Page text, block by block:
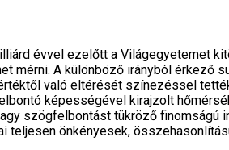
évvel ezelőtt a Világegyetemet
mérni. A különböző irányból érkező
való eltérését színezéssel
képességével kirajzolt
szögfelbontást tükröző finomságú
teljesen önkényesek,